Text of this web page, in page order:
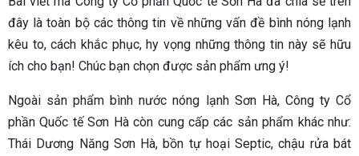
đây là toàn bộ các thông tin về những vấn đề bình nóng lạnh
kêu to, cách khắc phục, hy vọng những thông tin này sẽ hữu
ích cho bạn! Chúc bạn chọn được sản phẩm ưng ý!
Ngoài sản phẩm bình nước nóng lạnh Sơn Hà, Công ty Cổ
phần Quốc tế Sơn Hà còn cung cấp các sản phẩm khác như:
Thái Dương Năng Sơn Hà, bồn tự hoại Septic, chậu rửa bát